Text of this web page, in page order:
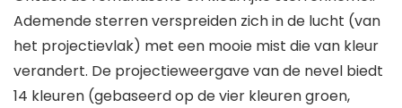
Ademende sterren verspreiden zich in de lucht (van
het projectievlak) met een mooie mist die van kleur
verandert. De projectieweergave van de nevel biedt
14 kleuren (gebaseerd op de vier kleuren groen,